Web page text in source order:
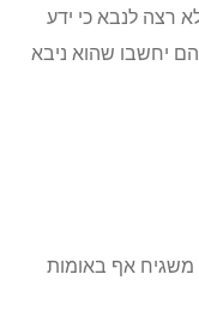
רצה לנבא כי ידע
יחשבו שהוא ניבא
משגיח אף באומות